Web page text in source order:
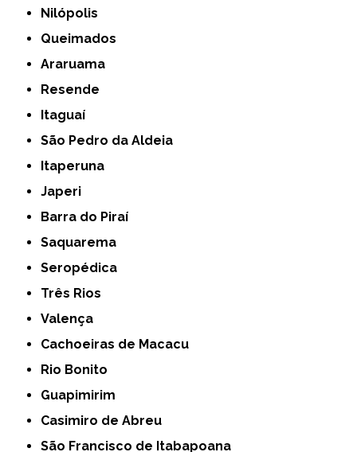
Nilópolis
Queimados
Araruama
Resende
Itaguaí
São Pedro da Aldeia
Itaperuna
Japeri
Barra do Piraí
Saquarema
Seropédica
Três Rios
Valença
Cachoeiras de Macacu
Rio Bonito
Guapimirim
Casimiro de Abreu
São Francisco de Itabapoana